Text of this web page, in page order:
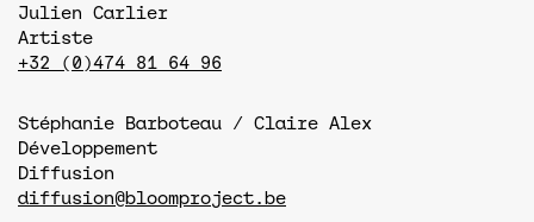
Julien Carlier
Artiste
+32 (0)474 81 64 96
Stéphanie Barboteau / Claire Alex
Développement
Diffusion
diffusion@bloomproject.be